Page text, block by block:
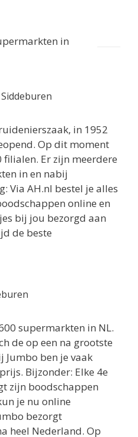
57
in
in 1952
Op dit moment
filialen. Er zijn meerdere
in en nabij
Via AH.nl bestel je alles
online en
bij jou bezorgd aan
de beste
supermarkten in NL.
de op een na grootste
Jumbo ben je vaak
Bijzonder: Elke 4e
zijn boodschappen
je nu online
bezorgt
heel Nederland. Op